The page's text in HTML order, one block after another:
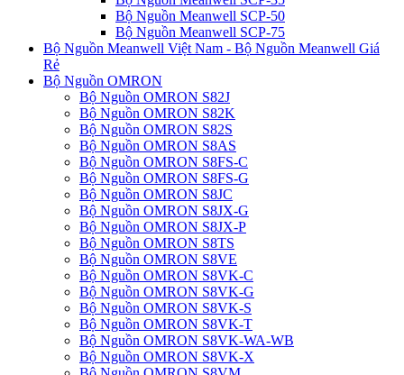
Bộ Nguồn Meanwell SCP-50
Bộ Nguồn Meanwell SCP-75
Bộ Nguồn Meanwell Việt Nam - Bộ Nguồn Meanwell Giá
Rẻ
Bộ Nguồn OMRON
Bộ Nguồn OMRON S82J
Bộ Nguồn OMRON S82K
Bộ Nguồn OMRON S82S
Bộ Nguồn OMRON S8AS
Bộ Nguồn OMRON S8FS-C
Bộ Nguồn OMRON S8FS-G
Bộ Nguồn OMRON S8JC
Bộ Nguồn OMRON S8JX-G
Bộ Nguồn OMRON S8JX-P
Bộ Nguồn OMRON S8TS
Bộ Nguồn OMRON S8VE
Bộ Nguồn OMRON S8VK-C
Bộ Nguồn OMRON S8VK-G
Bộ Nguồn OMRON S8VK-S
Bộ Nguồn OMRON S8VK-T
Bộ Nguồn OMRON S8VK-WA-WB
Bộ Nguồn OMRON S8VK-X